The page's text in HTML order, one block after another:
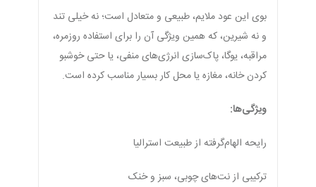
بوی این عود ملایم، طبیعی و متعادل است؛ نه خیلی تند
و نه شیرین، که همین ویژگی آن را برای استفاده روزمره،
مراقبه، یوگا، پاک‌سازی انرژی‌های منفی، یا حتی خوشبو
کردن خانه، مغازه یا محل کار بسیار مناسب کرده است.
ویژگی‌ها:
رایحه‌ الهام‌گرفته از طبیعت استرالیا
ترکیبی از نت‌های چوبی، سبز و خنک